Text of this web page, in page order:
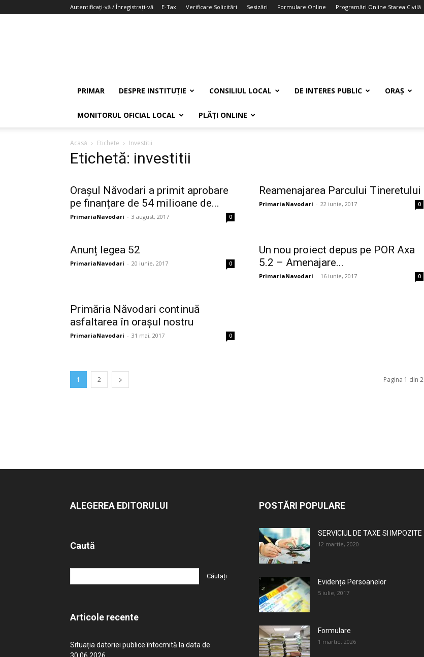
Autentificați-vă / Înregistrați-vă E-Tax Verificare Solicitări Sesizări Formulare Online Programări Online Starea Civilă
PRIMAR DESPRE INSTITUȚIE CONSILIUL LOCAL DE INTERES PUBLIC ORAȘ
MONITORUL OFICIAL LOCAL PLĂȚI ONLINE
Acasă Etichete Investitii
Etichetă: investitii
Orașul Năvodari a primit aprobare
pe finanțare de 54 milioane de...
PrimariaNavodari - 3 august, 2017 0
Reamenajarea Parcului Tineretului
PrimariaNavodari - 22 iunie, 2017 0
Anunț legea 52
PrimariaNavodari - 20 iunie, 2017 0
Un nou proiect depus pe POR Axa
5.2 – Amenajare...
PrimariaNavodari - 16 iunie, 2017 0
Primăria Năvodari continuă
asfaltarea în orașul nostru
PrimariaNavodari - 31 mai, 2017 0
1 2 Pagina 1 din 2
ALEGEREA EDITORULUI
Caută
Articole recente
Situația datoriei publice întocmită la data de
POSTĂRI POPULARE
SERVICIUL DE TAXE SI IMPOZITE
12 martie, 2020
Evidența Persoanelor
5 iulie, 2017
Formulare
1 martie, 2026